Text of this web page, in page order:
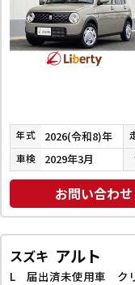
年式 2026(令和8)年
車検 2029年3月
お問い合わせ
スズキ アルト